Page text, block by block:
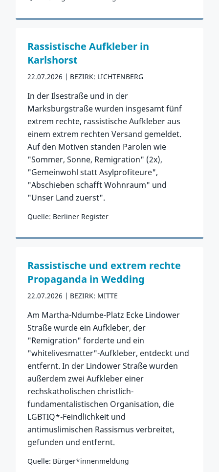
Zum Vorfall
Rassistische Aufkleber in
Karlshorst
22.07.2026 BEZIRK: LICHTENBERG
In der Ilsestraße und in der
Marksburgstraße wurden insgesamt fünf
extrem rechte, rassistische Aufkleber aus
einem extrem rechten Versand gemeldet.
Auf den Motiven standen Parolen wie
"Sommer, Sonne, Remigration" (2x),
"Gemeinwohl statt Asylprofiteure",
"Abschieben schafft Wohnraum" und
"Unser Land zuerst".
Quelle: Berliner Register
Zum Vorfall
Rassistische und extrem rechte
Propaganda in Wedding
22.07.2026 BEZIRK: MITTE
Am Martha-Ndumbe-Platz Ecke Lindower
Straße wurde ein Aufkleber, der
"Remigration" forderte und ein
"whitelivesmatter"-Aufkleber, entdeckt und
entfernt. In der Lindower Straße wurden
außerdem zwei Aufkleber einer
rechskatholischen christlich-
fundamentalistischen Organisation, die
LGBTIQ*-Feindlichkeit und
antimuslimischen Rassismus verbreitet,
gefunden und entfernt.
Quelle: Bürger*innenmeldung